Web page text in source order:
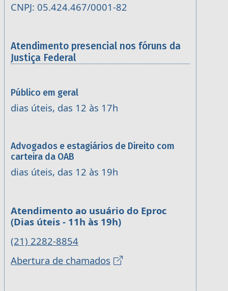
CNPJ: 05.424.467/0001-82
Atendimento presencial nos fóruns da
Justiça Federal
Público em geral
dias úteis, das 12 às 17h
Advogados e estagiários de Direito com
carteira da OAB
dias úteis, das 12 às 19h
Atendimento ao usuário do Eproc
(Dias úteis - 11h às 19h)
(21) 2282-8854
Abertura de chamados